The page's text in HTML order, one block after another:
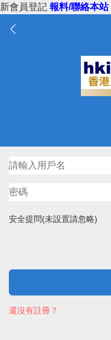
新會員登記 報料/聯絡本站
安全提問(未設置請忽略)
還沒有註冊？